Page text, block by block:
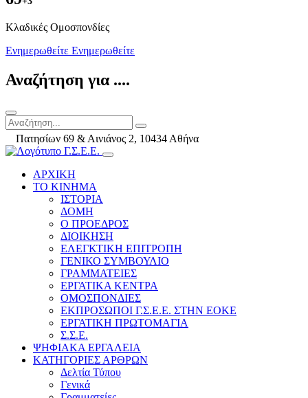
Kλαδικές Ομοσπονδίες
Ενημερωθείτε Ενημερωθείτε
Αναζήτηση για ....
Πατησίων 69 & Αινιάνος 2, 10434 Αθήνα
ΑΡΧΙΚΗ
ΤΟ ΚΙΝΗΜΑ
ΙΣΤΟΡΙΑ
ΔΟΜΗ
Ο ΠΡΟΕΔΡΟΣ
ΔΙΟΙΚΗΣΗ
ΕΛΕΓΚΤΙΚΗ ΕΠΙΤΡΟΠΗ
ΓΕΝΙΚΟ ΣΥΜΒΟΥΛΙΟ
ΓΡΑΜΜΑΤΕΙΕΣ
ΕΡΓΑΤΙΚΑ ΚΕΝΤΡΑ
ΟΜΟΣΠΟΝΔΙΕΣ
ΕΚΠΡΟΣΩΠΟΙ Γ.Σ.Ε.Ε. ΣΤΗΝ ΕΟΚΕ
ΕΡΓΑΤΙΚΗ ΠΡΩΤΟΜΑΓΙΑ
Σ.Σ.Ε.
ΨΗΦΙΑΚΑ ΕΡΓΑΛΕΙΑ
ΚΑΤΗΓΟΡΙΕΣ ΑΡΘΡΩΝ
Δελτία Τύπου
Γενικά